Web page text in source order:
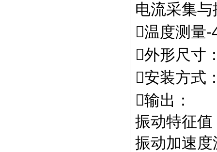
电流采集
温度测量
外形尺寸
安装方式
输出：
振动特征
振动加速